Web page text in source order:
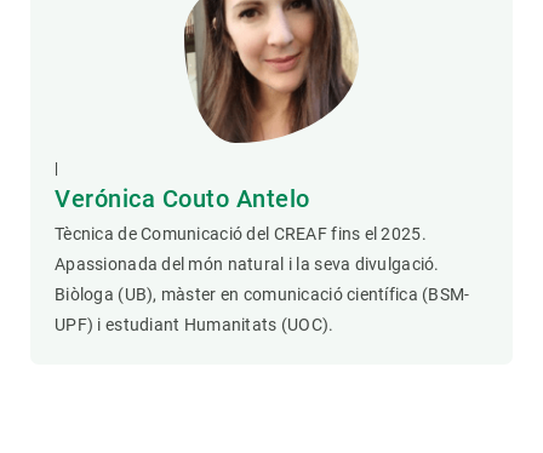
Verónica Couto Antelo
Tècnica de Comunicació del CREAF fins el 2025.
Apassionada del món natural i la seva divulgació.
Biòloga (UB), màster en comunicació científica (BSM-
UPF) i estudiant Humanitats (UOC).